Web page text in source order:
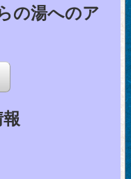
の湯へのア